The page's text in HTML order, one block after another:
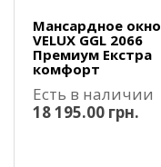
Мансардное окно
VELUX GGL 2066
Премиум Екстра
комфорт
Есть в наличии
18 195.00 грн.